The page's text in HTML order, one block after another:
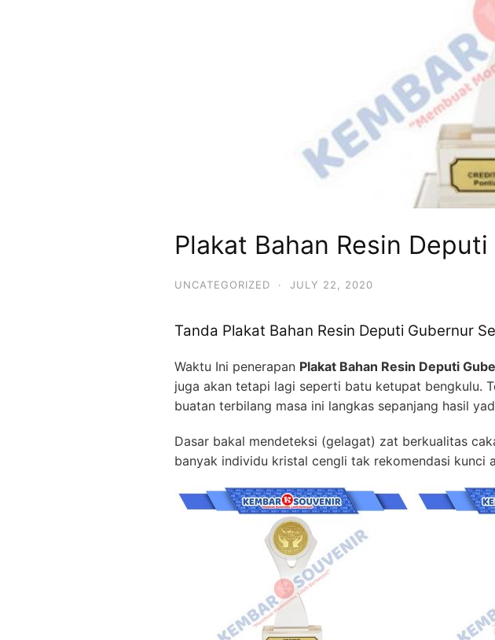
Plakat Bahan Resin
UNCATEGORIZED · JULY 22, 2020
Tanda Plakat Bahan Resin Deputi Gubernur
Waktu Ini penerapan Plakat Bahan Resin Deputi
juga akan tetapi lagi seperti batu ketupat bengkulu.
buatan terbilang masa ini langkas sepanjang hasil
Dasar bakal mendeteksi (gelagat) zat berkualitas
banyak individu kristal cengli tak rekomendasi kunci